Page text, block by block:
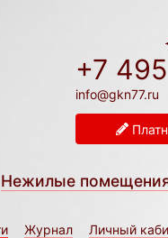
+7
info@gkn77.ru
Нежилые
Журнал Личный